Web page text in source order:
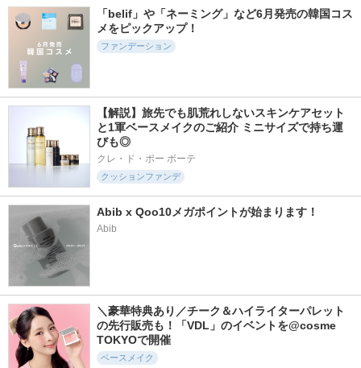
LUNA
LUNA
5.4
クラウドフィルター
クッション
エチュード
5.6
2654件
プロテクト＆ケア
ジェル
ニベア
5.8
1104件
5.7
264件
スキンレイヤリング
フォーミュラBB
LUNA
ェール
Macchia Label(マキア
レイベル)
ルタチオントーンア
ップサン
「belif」や「ネーミング」など6月発売の韓国コス
メをピックアップ！
ファンデーション
【解説】旅先でも肌荒れしないスキンケアセット
と1軍ベースメイクのご紹介 ミニサイズで持ち運
びも◎
クレ・ド・ポー ボーテ
クッションファンデ
Abib x Qoo10メガポイントが始まります！
Abib
＼豪華特典あり／チーク＆ハイライターパレット
の先行販売も！「VDL」のイベントを@cosme
TOKYOで開催
ベースメイク